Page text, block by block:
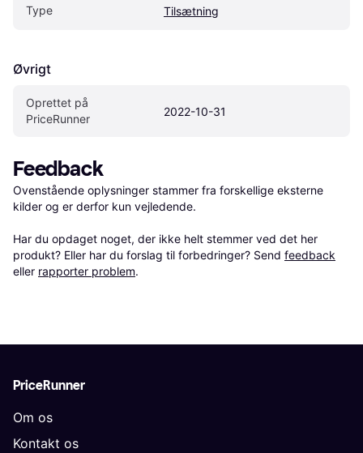
Type Tilsætning
Øvrigt
Oprettet på
PriceRunner
2022-10-31
Feedback
Ovenstående oplysninger stammer fra forskellige eksterne
kilder og er derfor kun vejledende.
Har du opdaget noget, der ikke helt stemmer ved det her
produkt? Eller har du forslag til forbedringer? Send feedback
eller rapporter problem.
PriceRunner
Om os
Kontakt os